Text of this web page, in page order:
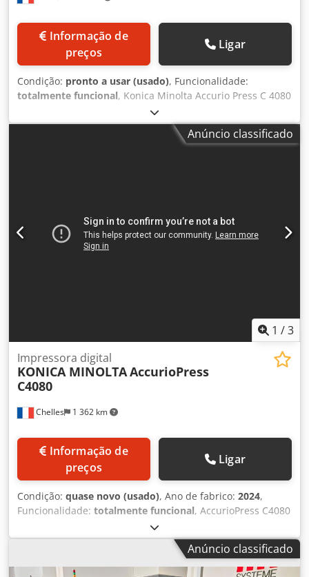
preços
Ligar
Condição: pronto a usar (usado), Funcionalidade:
totalmente funcional, Konica Minolta Accurio Press C 4080
com 6,3 milhões de impressões em bom estado, testada e
pronta para imprimir! Equipamento: FS 532 RU 518 m IQ
501 + Interface de Vídeo PF 707 m Como revendedor
dúvida, não hesite em perguntar. Nossa empresa oferece
a maior gama de copiadoras de produção Konica Minolta e
realiza entregas em todo o mundo sob consulta. Crodpfx
Anúncio classificado
1 /3
Chelles 1 362 km
Impressora digital
KONICA MINOLTAAccurioPress
C4080
preços
Ligar
Condição: quase novo (usado), Ano de fabrico: 2024,
Funcionalidade: totalmente funcional, AccurioPress C4080
como nova, primeira colocação em serviço em 26/11/2024
Credpfxox H Sbgj Ak Hsf PF RU517 TU510 FS532 IC610
Anúncio classificado